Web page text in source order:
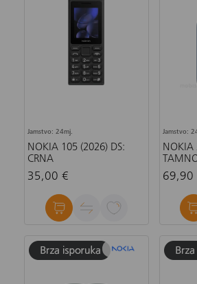
Jamstvo: 24mj.
NOKIA 105 (2026) DS:
CRNA
35,00 €
Jamstvo:
NOKIA
69,90